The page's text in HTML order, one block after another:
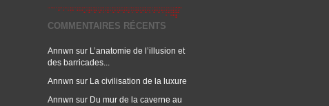
COMMENTAIRES RÉCENTS
Annwn sur L’anatomie de l’illusion et
des barricades...
Annwn sur La civilisation de la luxure
Annwn sur Du mur de la caverne au